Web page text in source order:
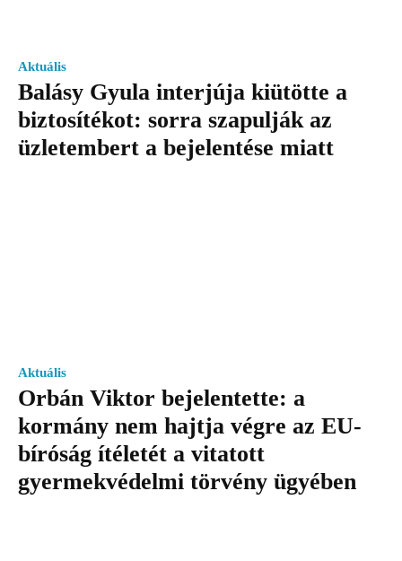
Aktuális
Balásy Gyula interjúja kiütötte a
biztosítékot: sorra szapulják az
üzletembert a bejelentése miatt
Aktuális
Orbán Viktor bejelentette: a
kormány nem hajtja végre az EU-
bíróság ítéletét a vitatott
gyermekvédelmi törvény ügyében